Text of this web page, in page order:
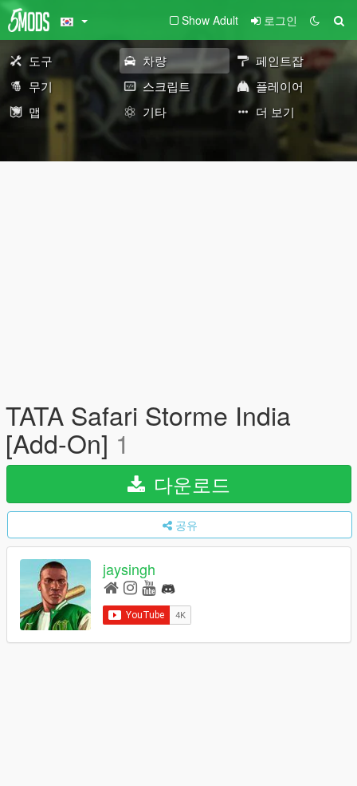
Show Adult 로그인
도구 차량
페인트잡
무기
스크립트
플레이어
맵
기타 더 보기
TATA Safari Storme India
[Add-On] 1
다운로드
공유
jaysingh